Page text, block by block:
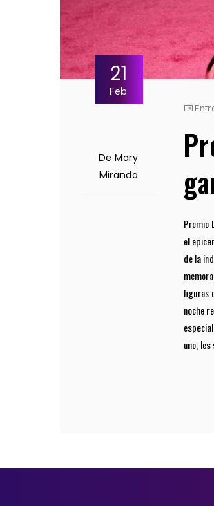
21
Feb
De Mary
Miranda
Premio
el
de la
figuras
noche
uno, les